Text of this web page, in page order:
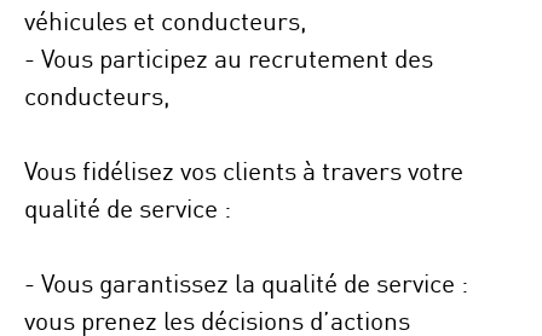
véhicules et conducteurs,
- Vous participez au recrutement des
conducteurs,
Vous fidélisez vos clients à travers votre
qualité de service :
- Vous garantissez la qualité de service :
vous prenez les décisions d’actions